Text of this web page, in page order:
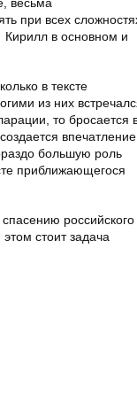
при всех
Кирилл в основном и
в тексте
из них
то бросается
впечатление,
большую роль
приближающегося
российского
стоит задача